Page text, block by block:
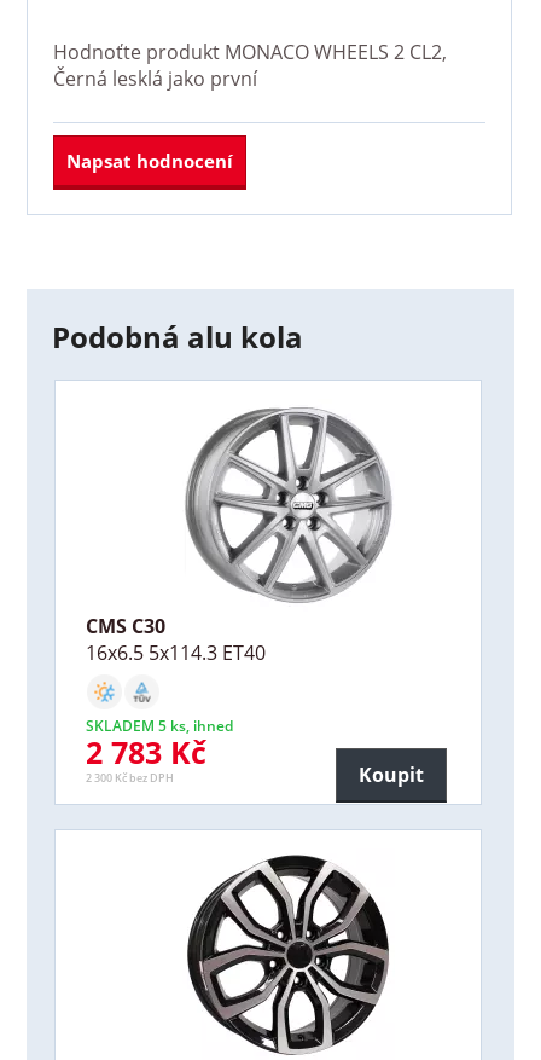
Hodnoťte produkt MONACO WHEELS 2 CL2,
Černá lesklá jako první
Napsat hodnocení
Podobná alu kola
CMS C30
16x6.5 5x114.3 ET40
SKLADEM 5 ks, ihned
2 783 Kč
2 300 Kč bez DPH Koupit